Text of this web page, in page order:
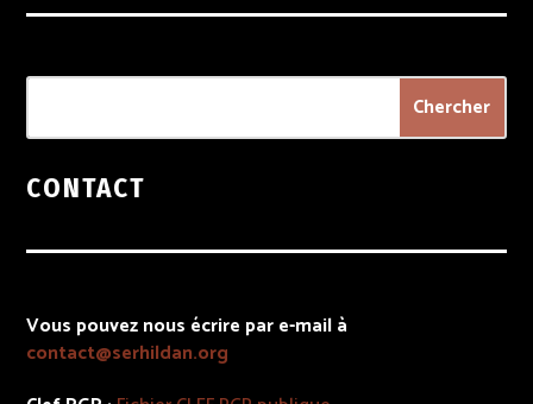
CONTACT
Vous pouvez nous écrire par e-mail à
contact@serhildan.org